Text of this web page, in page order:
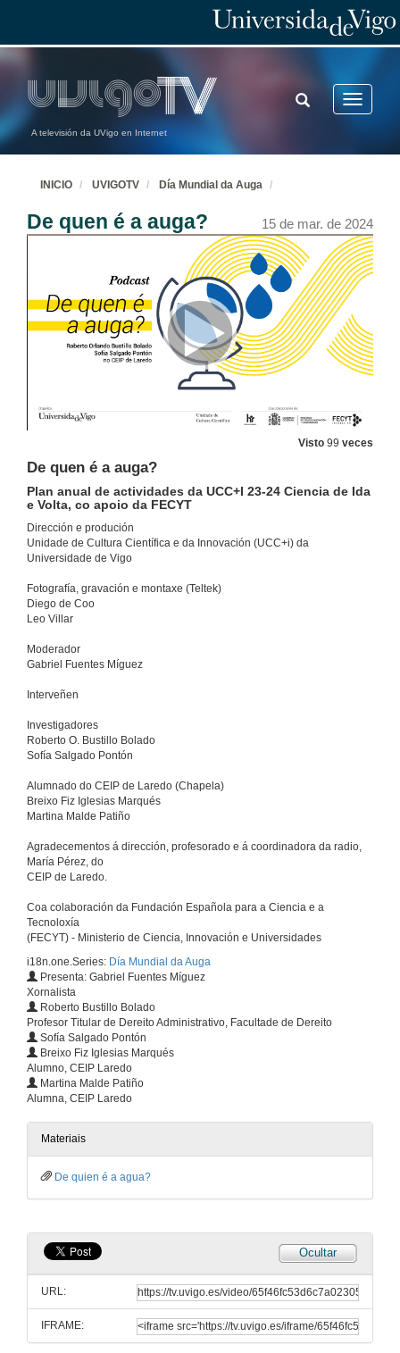
A televisión da UVigo en Internet
Toggle
TOGGLE
SEARCH
INICIO UVIGOTV Día Mundial da Auga
De quen é a auga? 15 de mar. de 2024
Visto 99 veces
De quen é a auga?
Plan anual de actividades da UCC+I 23-24 Ciencia de Ida
e Volta, co apoio da FECYT
Dirección e produción
Unidade de Cultura Científica e da Innovación (UCC+i) da
Universidade de Vigo
Fotografía, gravación e montaxe (Teltek)
Diego de Coo
Leo Villar
Moderador
Gabriel Fuentes Míguez
Interveñen
Investigadores
Roberto O. Bustillo Bolado
Sofía Salgado Pontón
Alumnado do CEIP de Laredo (Chapela)
Breixo Fiz Iglesias Marqués
Martina Malde Patiño
Agradecementos á dirección, profesorado e á coordinadora da radio,
María Pérez, do
CEIP de Laredo.
Coa colaboración da Fundación Española para a Ciencia e a
Tecnoloxía
(FECYT) - Ministerio de Ciencia, Innovación e Universidades
i18n.one.Series: Día Mundial da Auga
Presenta: Gabriel Fuentes Míguez
Xornalista
Roberto Bustillo Bolado
Profesor Titular de Dereito Administrativo, Facultade de Dereito
Sofía Salgado Pontón
Breixo Fiz Iglesias Marqués
Alumno, CEIP Laredo
Martina Malde Patiño
Alumna, CEIP Laredo
Materiais
De quien é a agua?
Ocultar
URL:
IFRAME: